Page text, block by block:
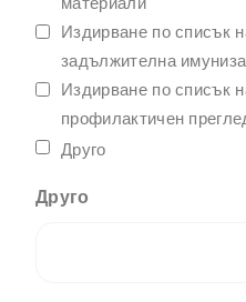
Издирване по списък
задължителна
Издирване по списък
профилактичен
Друго
Друго